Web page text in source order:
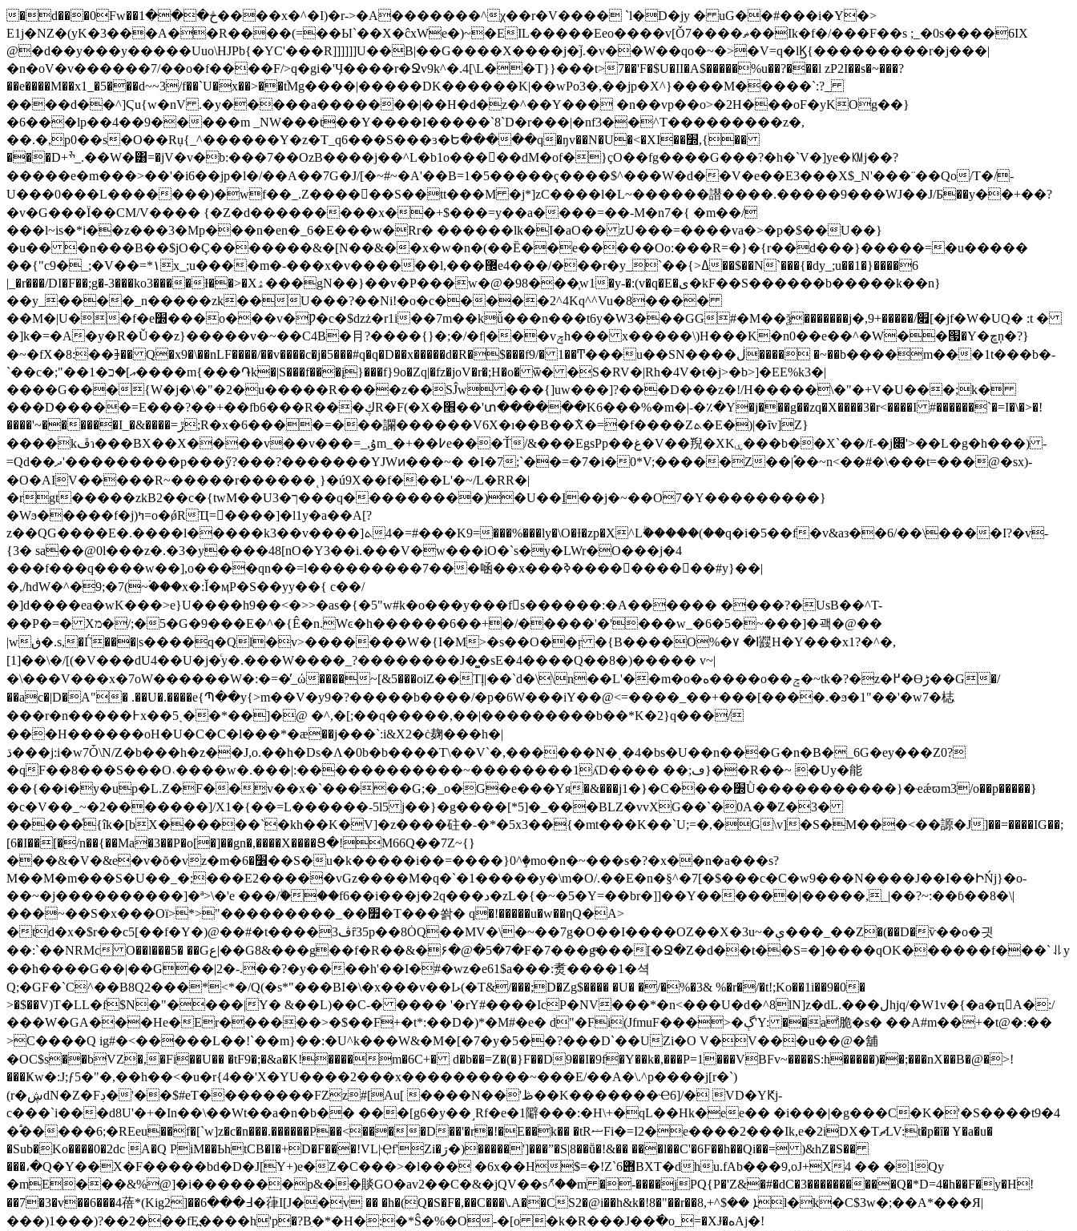
�d���0Fw��څ���1����x�^�I)�r->�A�������^χ��r�V���� `l�D�jy � uG��#���i�Y�>
E1j�NZ�(yK�3���A��R����(=��Ы`��X�ĉxWe�)~�EIL�����Eeo����v[Ǒ7����ޡ��Ik�f�/���F��s ;_�0s����6IX
@�d��y���y�����Uuo\HJPb{�YC'���R]]]]]]U��B|��G����X����j�j֮.�v��W��qo�~�>�V=q�lϏ{���������r�j���|
�n�oV�v������7/��o�f����F/>q�gi�'Ӌ����r�Ջv9k^�.4[\L��T}}���t>7��'F�$U�II�A$�����%u��?���l zP2I��s�~���?
��e����M��x1_�5���d~~3/f��`U�x��>��t֜Mg����|�����DK������K|��wPo3�,��jp�X^}����M�����`:?_
����d��^]Ϛu{w�nV .�y�����a�������|��H�d�z�^��Y��� �n��vp��o>�2H���oF�yKOg��}
�6���lp��4��9�����m _NW���t��Y����I�����`8`D�r���|�nf3��^T���������z�,
��.�,p0��s�O��Rụ{_^������Y�z�T_q6���S���ɜ�Ե�����q�ŋv��N�U�<�XI��׽,{��
���D+ׯ_.��W�͸=�jV�v�b:���7��OzB����j��^L�b1o���򸷾��dM�of�}çO��fg����G���?�h�`V�]ye�㏎j��?
�����e�m���>��'�i6��jp�l�/��A��7G�J/[�~#~�A'��B=1�5�����ҁ����$^���W�d��V�e��E3���X$_N'���¨��Qo/T�/-
U���0���L�������)�wf��_.Z������S��tt���M �j*]zC����l�L~������譛����.�����9���WJ��J/Б��y��+��?
�v�G���Ϊ��CM/V���� {�Z�d���������x��+$���=y��a����=��-M�n7�{ �m��/
���l~is�*i��z���3�Mp���n�en�_6�E���w�Rr� ������lk�I�aO�� zU���=����va�>�p�$��U��}
�u�� �n���B��$jO�Ç�������&�[N��&��x�w�n�(��Ȅ��e�����Oo:���R=�}�{r��d���}�����=�u�����
��{"c9�_;�V��=*۱x_;u����m�-���x�v������l,���޼e4���/���r�y_`��{˃ߡ��$��N`���{�dy_;u��1�}����6
|_�r���/DI�F��;g�-3���ko3����Ɨ��>�Xۿ���gN��}��v�P���w�@�98���֧w1�y-�:(v�q�E�ی�kF��S������b�����k��n}
��y_����_n�����zk��U���?��Ni!�o�c�����2^4Kq^^Vu�8����
��M�|U��f�e׽���o���v�Ƿ�c�$ǳż�r1i��7m��kǚ���n���t6y�W3���GG#�M��ѯ�������j�,׏/�����+9[�jf�W�UQ� :t �
�]k�=�A�y�R�Ǔ��z}�����v�~��C4B�⺝?����{}�;�/�f|���vݼh��� x�����\)H���K�n0��e��^�W��՗�Y�ڇņ�?}
�~�fX�8:��⹘�� Q�x9�\��nLF����/��v����c�j�5���#q�q�D��x�����d�R�$���f9/� 1��Ͳ���u��SN����ڶ���� �~��b����m���1t���b�-
`��c�;"��އ]�כ�1����m{���֏k�|S���f���į}���f}9o�Zq|�fz�joV�r�;H�o� ѿ� �S�RV�|Rh�4V�t�j>�b>]�EE%k3�|
����G���{W�j�\�"�2�u�����R����z��SĴw ���{]uw���]?���D���z�!/H�����\�"�+V�U���;k�
���D�����=E���?��+��fb6���R���ڮR�F(�X�׫��'տ������K6���%�m�|-�٪�Y�j���g��zq�X����3�r<����I #������`�=I�\�>�!
����'~������I_�&����=ڙ;R�x�6����=���讕������V6X�ı��B��߯X�=�f����Zܬ�E�)|�ȋv]Z}
����kڦɿ���BX��X����v��v���=_,ۇm_�+��߇e���Ť/&���EgsPp��غ�V��䍲�XKۑ���b��X`��/f-�j׍'>��L�g�h���) -
=Qd��ދ'���������p���ӳ?���?�������YJWͷ���~� �I�7;`��=�7�i�0*V;�����Z��|֠��~n<��#�\���t=���@�sx)-
�O�AIV�����R~�����r������ͺ}�ú9X��f���L'�~/L�RR�|
�rgt�����zkB2��c�{twM��U3�ך���q���������)�U��I̱��j�~��O7�Y���������}
�Wϧ�����f�j)ߤ=o�ǿRҴ=�ُ���]�l1y�a��A[?
z��QG����E�.����l�����k3��v����]ܬ��#=�4�K9=���%���ly�\O�Ɨ�zp�X^Lۗ�����(��q�i�5��f�v&aз��6/��\����I?�v-
{3� sa��@0l���z�.�3�y����48[nO�Y3��i.���V�w���iO�`s�y�LWr�O���j�4
���f���q����w��],o����qn��=l���������7���㖤��x���ߢ����������#y}��|
�,/hdW�^�9;�7(~۬���x�:Ǐ�ӎP�S��yy��{ c��/
�]d����ea�w K���>e}U����h9��<�>>�as�{�5"w#k�o���y���f󰋪s������:�A������ ����?�UsB��^T-
��P�=� Xמ�/;�5�G�9���E�^�{Ê�n.Wͼ�h������6��+�/�����'�'���w_�6�5�~���]�괙�@��
|wڧ�.s,�Ѓ���|s����q�Ql�v>�������W�{I�M>�s��O��ŗ �{B����O%�ߊ� ۷鼝H�Y���x1?�^�,
[1]��\�/[(�V���dU4��U�j�ͨy�.���W����_?��������J�͚�sE�4����Q��8�)����� v~|
�\���V���x�7oW������W�:�=�̓_ώ����~[&5���oiZ��Tļ|��`d�\\n��L'��m�o�ه����o��ݘ�~tk�?�z�߂�ϴڑ��G�/
��ac�|D�A"� .��U�.����e{Պ��y{>m��V�y9�?�����b����/�p�6W���iY��@<=����_��+���[����.�ϧ�1"��'�w7�梽
���r�n�����߅x��5ˏ��*��]�@ �^,�[;��q�����,��|���������b��*K�2}q���/
���Η������oΗ�U�C�C�l���*�ӕ��j���`:i&X2�ċ麹���h�|
ڌ���j:i�w7Ȱ\N/Z�b���h�z��J,o.��h�Ds�Λ�0b�b����T\��V`�,������N�ͺ�4�bs�U��n���G�n�B�_6G�ey���Z0?
�qF��8���S���O˓����w�.���|:������������~��������1ʎD���� ��;ڡ}��R��~ �Uy�能
��{��i�y�up�L.Z�F��͓v��x�`�����G;�_o�G�e���Yя�&���j1�}�C����׽Ǜ�����������}�ҽǽϖm3/o��p�����}
�c�V��_~�2�������]/X1�{��=L������-5l5 j��}�g����[*5]�_���BLZ�vvXG��`�0A�ު�Z�3�
�����ͤ{îk�[bX������`�kh��K�V]�z����砫�-�*�5x3��{�mt���K��`U;=�,�G\v]�S�M���<��謜�J]��=����IG��;
[6�I��[�/n��{��Ma�3��P�o[�]��gn�,����X����Ց�!M66Q��7Z~{}
���&�V�&e�v�ŏ�vz�m�׶�6��S�u�k�����i��=����}0^ٟ�mo�n�~���s�?�x��n�a���s?
M��M�m���S�U��_�;���E2�����vGz����M�q�`�1�����y�\m�O/.��E�n�§^�7[�$���c�C�w9���N����J��I��ԻŃj}�o-
��~�j����������]�ª>\�'e ���/ۗ���f6��i���j�2q���د�zL�{�~�5�Y=��br�]]��Y������|�����,_|��?~:��ɓ��8�\|
���~��S�x���Oï>*>"���������_��׿�T���쏽� q�!�����u�w��ηQ�A>
�td�x�$r��c5[��f�Y�)@��#�t����ڤ3ȓ35p��8ȮQ��MV�\�~��7g�O��I����OZ��X�3u~�ې���_��Z�(��D�ѷ��o�긧
��:`��NRMc O��l���5� ��Gع|��G8&���g��f�R��&�۶�@�5�7�F�7���gͫ���[�Ջ�Z�d��t��S=�]����qOK������f���`⥥y
��h����G��|��G��|2�-.��?�y����h'��I�#�wz�e61$a���:煑����1�셕
Q;�GF�`C^��B8Q2���*<*�/Q(�s*"���BI�\�x���v��Iޅ(�T&/���;D�Zg$���� �U� �/�%�3& %�r�/�t!;Ko��1i��9�0�
>�$��V)T�LL�f$N�"����|Y� &��L)��C-� ���� '�rY#����IcP�NV���*�n<���U�d�^8lN]z�dL.���لhjq/�W1v�{�a�ҵA�:/
���W�GA���He�Er������>�$��F+�t*:��D�)*�M#�e� d"�Fi(JfmuF���>�ڳ'Y: ��a̛脆�s� ��A#m��+�t@�:��
>C����Q ig#�<�����L��!`��m}��:�U^k���W&�M�[�7�y�5��?���D`��UZi�O V�V���u��@�舖
�OC$s��bVZ�,�Fi��U�� �tF9�;�&a�K!����m�6C+� d�b��=Z�(�}F��D9��I�9f�Y��k�,���P=1���VBFv~����S:h�����)��;���nX��B�@�>!
���Ҝw�:J;ƒ5�"�,��h��<�u�r{4��'Χ�YU����2���x�������� ��~���E/��A�\.^p����j[r�`)
(r�ڜdN�Z�Fڊ�'��$#eT��������FZz#[Au[ ����N��'ڟ��K�������Ҽ6]/� VD�YԞj-
c���`i���d8U'�+�In��\��Wt��a�n�b�� ���[g6�y��˼Rf�e�1隦���:�H\+�qL��Hk�ee�� �i���|�g���C�K�'�S����t9�4
�֠�����6;�REeu��f�[`w]z�c�n���.������P��<����D��'�r�!�E��k�� �tRޟFi�=I2�e����2���Ik,e�2iDX�TޗLV:t�p�ȋ� Y�a�u�
�Sub�Ko����0�2dc A�Q PiM��ҌhtCB�I�+D�F���!VL|Ҿf'Zi�ڗ�)�����']���ˮ�S|8��ṻ�!&�� ���l��C'�6F��h��Qi��= )&hZ�S��
���،�Q�Y��X�F�����bd�D�J[Y+)e�Z�C���>�l��� �6x��H$=�!Z`݋6BXT�dhu.fAb���9,oJ+X4 �� �1Qy
�mE���&%@]�i�������p&��賧GO�av2��C�&�jQV��sު^��m �-����jPQ{P�'Z&�#�dC�3����������Q�*D=4�h��F�y�H!
��7�3�v��6���4蓓*(Kig2]��߃���6�葎I[Ј��v �� �h�(Q�S�F�,��C���\.A��CS2�@i��h&k�!8�"��r��ܐ ��$^+,8l�k�C$3w�;��A*���Я|
���)1���)?��2���fE߽����h'p�?Bִ�*�H�:�*Ŝ�%�O-�[o �k�R���J��ٚ�o_=�XɈ�هAj�!